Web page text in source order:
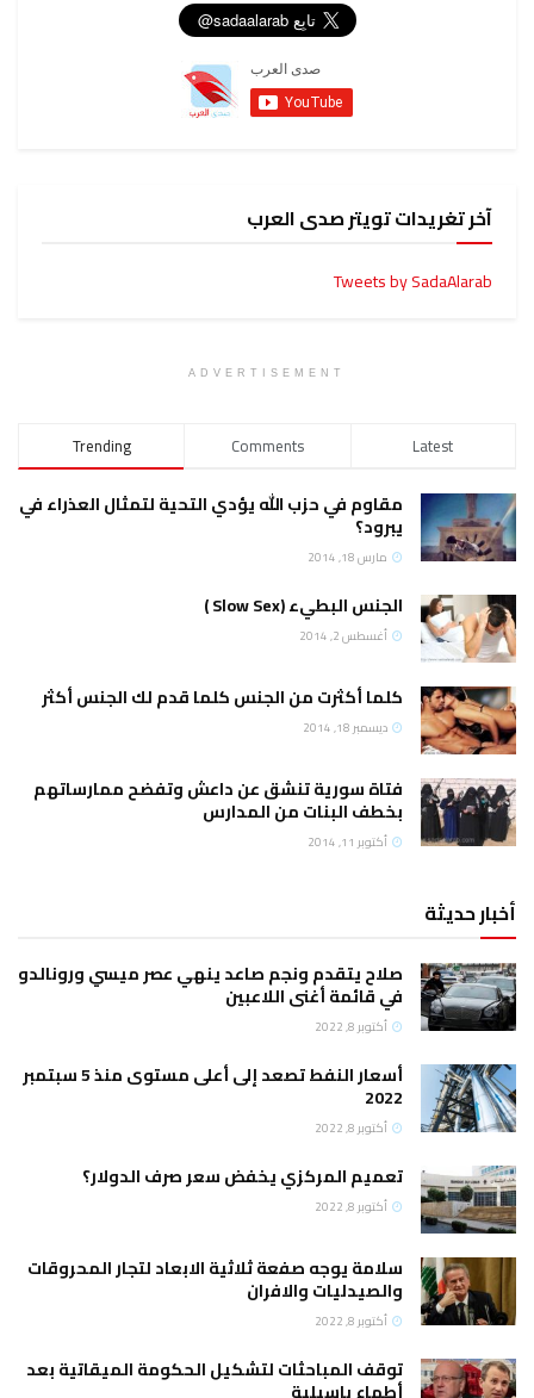
آخر تغريدات تويتر صدى العرب
Tweets by SadaAlarab
ADVERTISEMENT
Trending Comments Latest
مقاوم في حزب الله يؤدي التحية لتمثال العذراء في
يبرود؟
مارس 18, 2014
الجنس البطيء (Slow Sex )
أغسطس 2, 2014
كلما أكثرت من الجنس كلما قدم لك الجنس أكثر
ديسمبر 18, 2014
فتاة سورية تنشق عن داعش وتفضح ممارساتهم
بخطف البنات من المدارس
أكتوبر 11, 2014
أخبار حديثة
صلاح يتقدم ونجم صاعد ينهي عصر ميسي ورونالدو
في قائمة أغنى اللاعبين
أكتوبر 8, 2022
أسعار النفط تصعد إلى أعلى مستوى منذ 5 سبتمبر
2022
أكتوبر 8, 2022
تعميم المركزي يخفض سعر صرف الدولار؟
أكتوبر 8, 2022
سلامة يوجه صفعة ثلاثية الابعاد لتجار المحروقات
والصيدليات والافران
أكتوبر 8, 2022
توقف المباحثات لتشكيل الحكومة الميقاتية بعد